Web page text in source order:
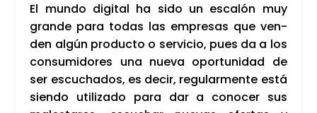
El mun­do digi­tal ha sido un esca­lón muy
gran­de para todas las empre­sas que ven­
den algún pro­duc­to o ser­vi­cio, pues da a los
con­su­mi­do­res una nue­va opor­tu­ni­dad de
ser escu­cha­dos, es decir, regu­lar­men­te está
sien­do uti­li­za­do para dar a cono­cer sus